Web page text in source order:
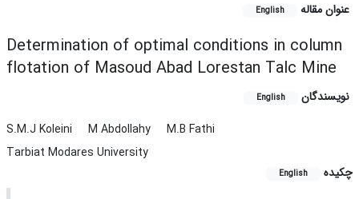
عنوان مقاله English
Determination of optimal conditions in column
flotation of Masoud Abad Lorestan Talc Mine
نویسندگان English
S.M.J Koleini M Abdollahy
M.B Fathi
Tarbiat Modares University
چکیده
English